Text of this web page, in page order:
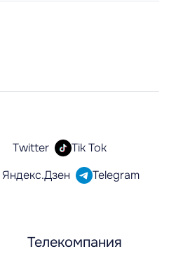
Телекомпания
Twitter
Tik Tok
Яндекс.Дзен
Telegram